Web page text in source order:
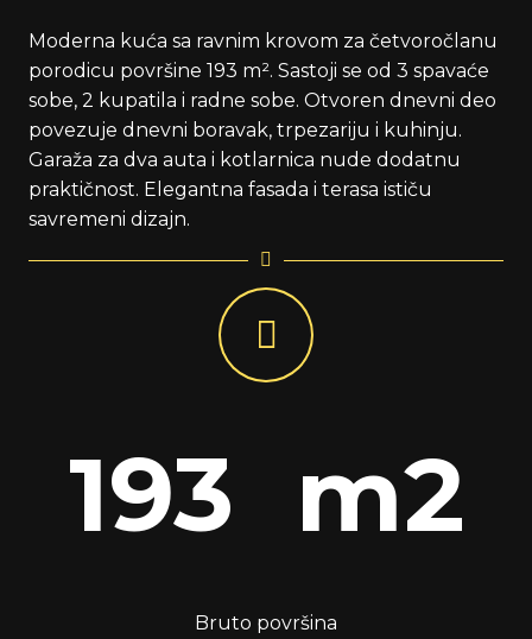
Moderna kuća sa ravnim krovom za četvoročlanu
porodicu površine 193 m². Sastoji se od 3 spavaće
sobe, 2 kupatila i radne sobe. Otvoren dnevni deo
povezuje dnevni boravak, trpezariju i kuhinju.
Garaža za dva auta i kotlarnica nude dodatnu
praktičnost. Elegantna fasada i terasa ističu
savremeni dizajn.
193 m2
Bruto površina